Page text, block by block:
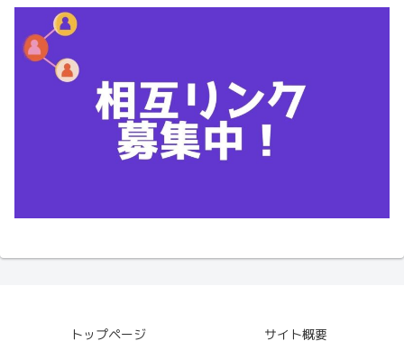
トップページ サイト概要